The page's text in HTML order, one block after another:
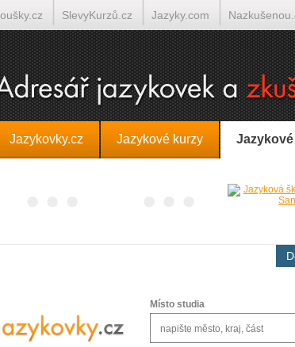
Jazykovky.cz Jazykové kurzy
Místo studia
SlevyKurzů.cz Jazyky.com
Překlady.cz Překládá.cz Tlumočí.cz